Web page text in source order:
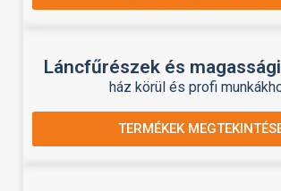
Láncfűrészek és
ház körül és profi
TERMÉKEK